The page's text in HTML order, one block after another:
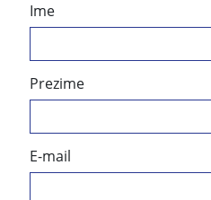
Ime
Prezime
E-mail